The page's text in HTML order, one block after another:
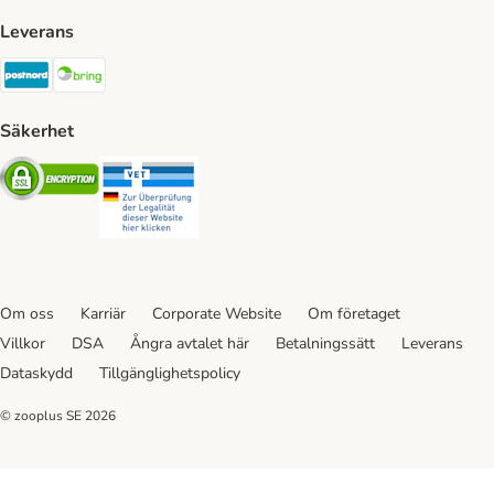
Leverans
Postnord Shipping Method
Säkerhet
Security
Om oss Karriär Corporate Website
Om företaget
Villkor
DSA Ångra avtalet här Betalningssätt
Leverans
Dataskydd
Tillgänglighetspolicy
© zooplus SE 2026